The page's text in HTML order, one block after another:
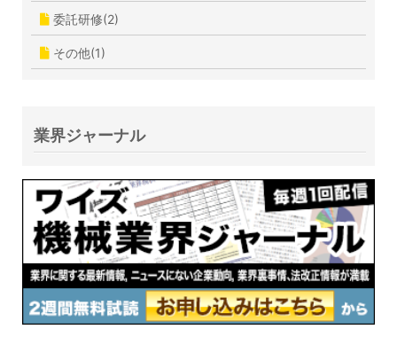
委託研修(2)
その他(1)
業界ジャーナル